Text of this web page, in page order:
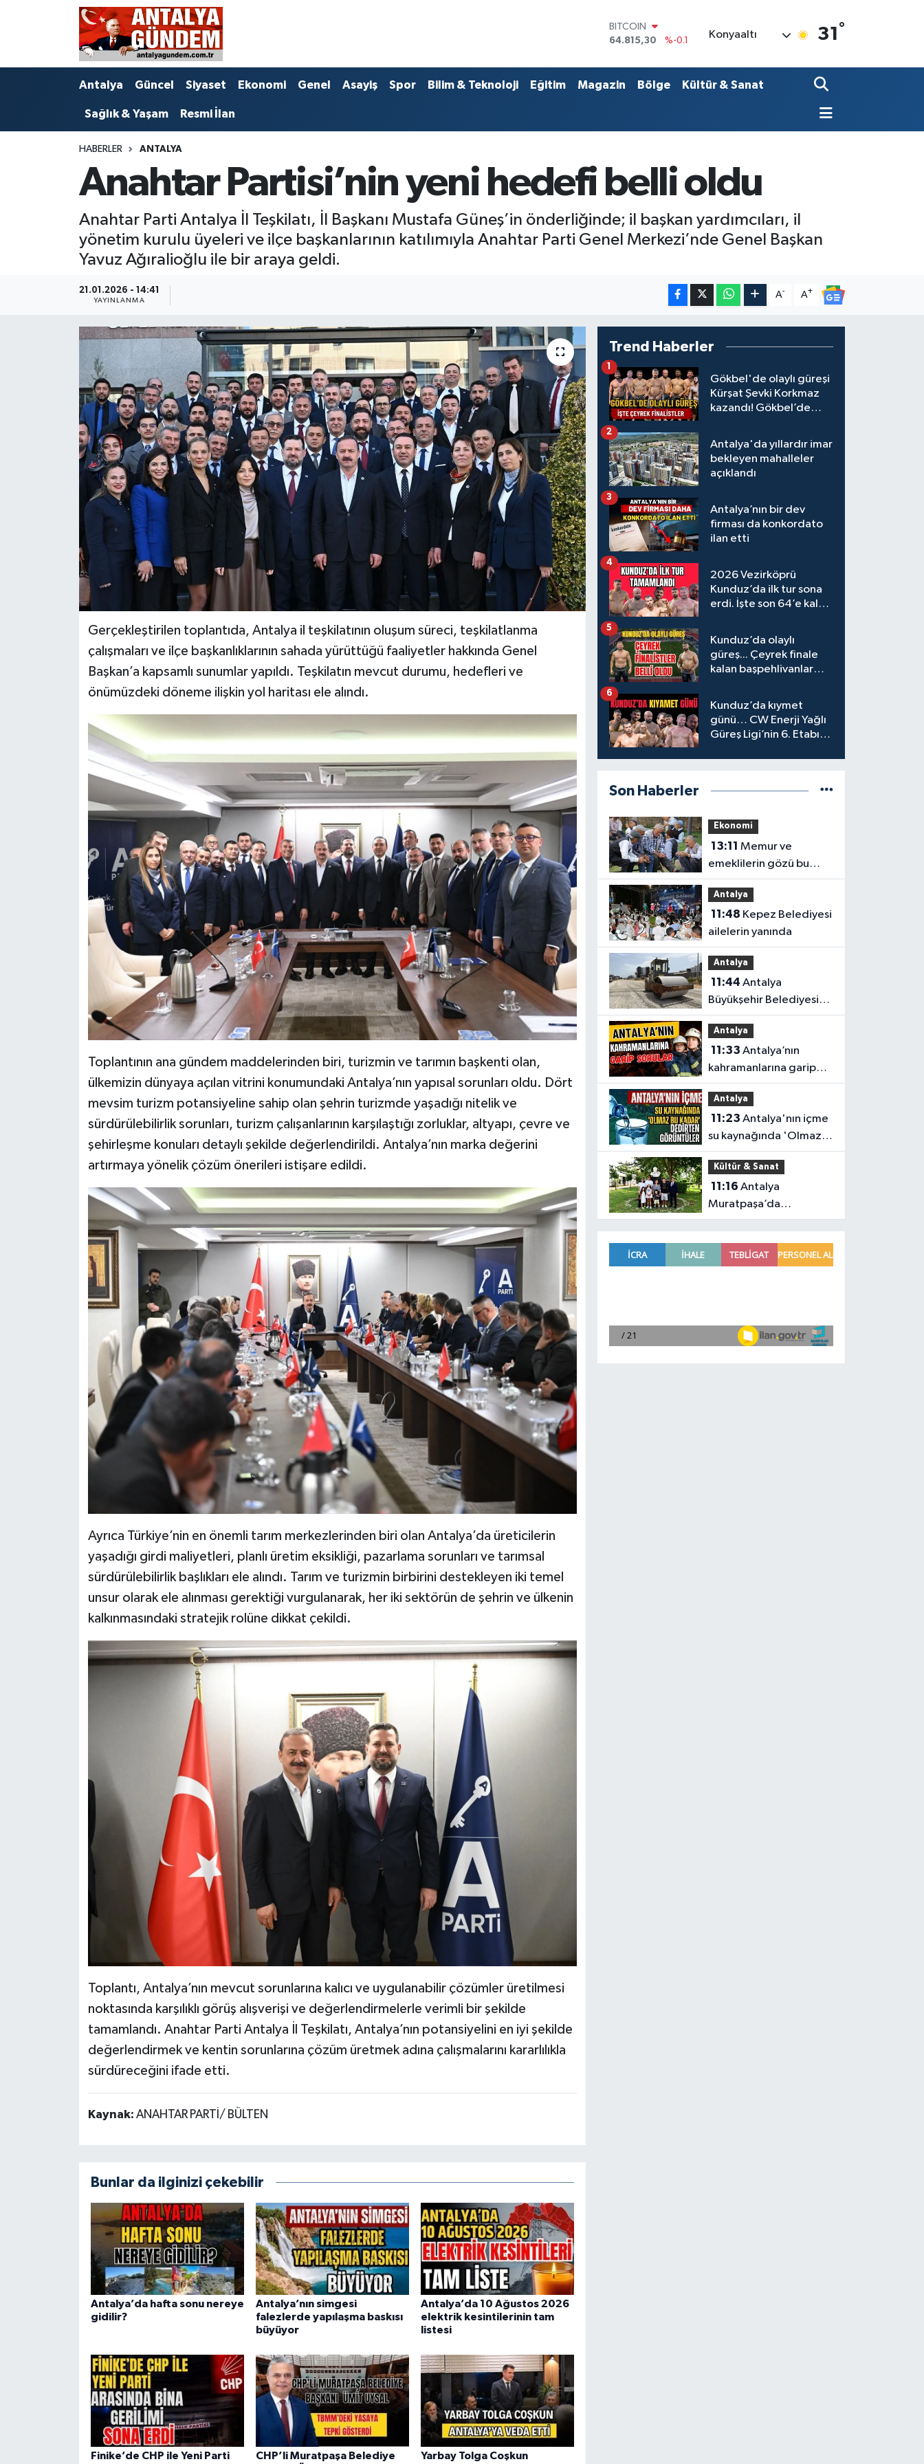
DOLAR
47,7436
%0.18
55,2510
%0.32
STERLİN
64.815,30
%-0.1
Konyaaltı 31 °
Antalya Güncel Siyaset Ekonomi Genel Asayiş Spor Bilim & Teknoloji Eğitim Magazin Bölge Kültür & Sanat
Sağlık & Yaşam Resmi İlan
HABERLER ANTALYA
Anahtar Partisi’nin yeni hedefi belli oldu
Anahtar Parti Antalya İl Teşkilatı, İl Başkanı Mustafa Güneş’in önderliğinde; il başkan yardımcıları, il
yönetim kurulu üyeleri ve ilçe başkanlarının katılımıyla Anahtar Parti Genel Merkezi’nde Genel Başkan
Yavuz Ağıralioğlu ile bir araya geldi.
21.01.2026 - 14:41
YAYINLANMA
A- A+
Gerçekleştirilen toplantıda, Antalya il teşkilatının oluşum süreci, teşkilatlanma
çalışmaları ve ilçe başkanlıklarının sahada yürüttüğü faaliyetler hakkında Genel
Başkan’a kapsamlı sunumlar yapıldı. Teşkilatın mevcut durumu, hedefleri ve
önümüzdeki döneme ilişkin yol haritası ele alındı.
Toplantının ana gündem maddelerinden biri, turizmin ve tarımın başkenti olan,
ülkemizin dünyaya açılan vitrini konumundaki Antalya’nın yapısal sorunları oldu. Dört
mevsim turizm potansiyeline sahip olan şehrin turizmde yaşadığı nitelik ve
sürdürülebilirlik sorunları, turizm çalışanlarının karşılaştığı zorluklar, altyapı, çevre ve
şehirleşme konuları detaylı şekilde değerlendirildi. Antalya’nın marka değerini
artırmaya yönelik çözüm önerileri istişare edildi.
Ayrıca Türkiye’nin en önemli tarım merkezlerinden biri olan Antalya’da üreticilerin
yaşadığı girdi maliyetleri, planlı üretim eksikliği, pazarlama sorunları ve tarımsal
sürdürülebilirlik başlıkları ele alındı. Tarım ve turizmin birbirini destekleyen iki temel
unsur olarak ele alınması gerektiği vurgulanarak, her iki sektörün de şehrin ve ülkenin
kalkınmasındaki stratejik rolüne dikkat çekildi.
Toplantı, Antalya’nın mevcut sorunlarına kalıcı ve uygulanabilir çözümler üretilmesi
noktasında karşılıklı görüş alışverişi ve değerlendirmelerle verimli bir şekilde
tamamlandı. Anahtar Parti Antalya İl Teşkilatı, Antalya’nın potansiyelini en iyi şekilde
değerlendirmek ve kentin sorunlarına çözüm üretmek adına çalışmalarını kararlılıkla
sürdüreceğini ifade etti.
Kaynak: ANAHTAR PARTİ/ BÜLTEN
Bunlar da ilginizi çekebilir
Antalya’da hafta sonu nereye
gidilir?
Antalya’nın simgesi
falezlerde yapılaşma baskısı
büyüyor
Antalya’da 10 Ağustos 2026
elektrik kesintilerinin tam
listesi
Finike’de CHP ile Yeni Parti
CHP’li Muratpaşa Belediye
Yarbay Tolga Coşkun
Trend Haberler
Gökbel'de olaylı güreşi
Kürşat Şevki Korkmaz
kazandı! Gökbel’de
Gürbüz elendi!
1
Antalya'da yıllardır imar
bekleyen mahalleler
açıklandı
2
Antalya’nın bir dev
firması da konkordato
ilan etti
3
2026 Vezirköprü
Kunduz’da ilk tur sona
erdi. İşte son 64’e kalan
4
Kunduz’da olaylı
güreş... Çeyrek finale
kalan başpehlivanlar
5
Kunduz’da kıymet
günü… CW Enerji Yağlı
Güreş Ligi’nin 6. Etabı
6
Son Haberler
Ekonomi
13:11
emeklilerin gözü bu
kararda
Antalya
11:48
ailelerin yanında
Antalya
11:44
Büyükşehir Belediyesi
düğmeye bastı
Antalya’da eş zamanlı
çalışma yapıldı
Antalya
11:33
kahramanlarına garip
sorular
Antalya
11:23
su kaynağında 'Olmaz
bu kadar 'dedirten
görüntüler
Kültür & Sanat
11:16
Muratpaşa’da
Aytmatov’un mirası
Antalya
Bilim & Teknoloji
EĞİTİM
Ekonomi
Görüntülü Haber
Kültür & Sanat
Magazin
Resmi İlan
Sağlık & Yaşam
Antalya Nöbetçi Eczaneler
Antalya Hava Durumu
Antalya Namaz Vakitleri
Süper Lig Puan Durumu ve Fikstür
Tüm Manşetler
Son Dakika Haberleri
Haber Arşivi